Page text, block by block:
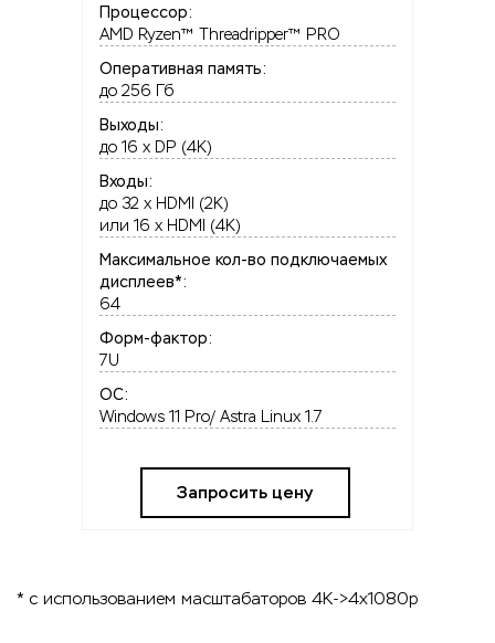
Процессор:
AMD Ryzen™ Threadripper™ PRO
Оперативная память:
до 256 Гб
Выходы:
до 16 x DP (4K)
Входы:
до 32 x HDMI (2K)
или 16 x HDMI (4K)
Максимальное кол-во подключаемых
дисплеев*:
64
Форм-фактор:
7U
OC:
Windows 11 Pro/ Astra Linux 1.7
Запросить цену
* с использованием масштабаторов 4K->4x1080p